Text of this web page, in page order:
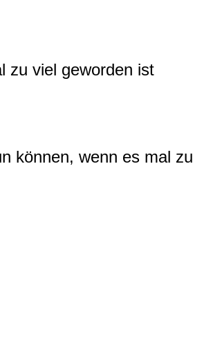
zu viel geworden ist
können, wenn es mal zu